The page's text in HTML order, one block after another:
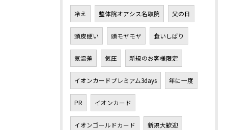
冷え 整体院オアシス名取院 父の日
頭皮硬い 頭モヤモヤ 食いしばり
気温差 気圧 新規のお客様限定
イオンカードプレミアム3days 年に一度
PR イオンカード
イオンゴールドカード 新規大歓迎